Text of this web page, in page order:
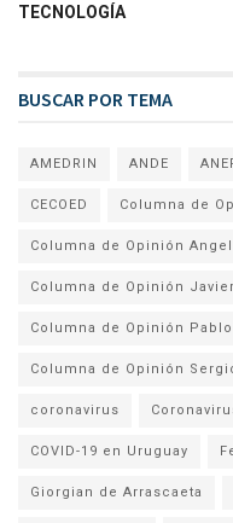
TECNOLOGÍA
BUSCAR POR TEMA
AMEDRIN ANDE
CECOED Columna de
Columna de Opinión
Columna de Opinión
Columna de Opinión
Columna de Opinión
coronavirus
COVID-19 en Uruguay
Giorgian de Arrascaeta